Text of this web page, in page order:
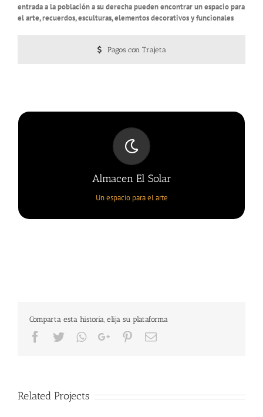
entrada a la población a su derecha pueden encontrar un espacio para
el arte, recuerdos, esculturas, elementos decorativos y funcionales
Pagos con Trajeta
Almacen El Solar
Un espacio para el arte
CANTO DE RÍO
Un espacio para el arte
Comparta esta historia, elija su plataforma
Facebook
TwitterWhatsapp
Google+Pinterest
Email
Related Projects